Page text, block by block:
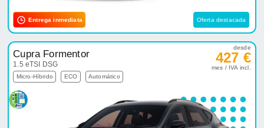
Entrega inmediata Oferta destacada
Cupra Formentor
1.5 eTSI DSG
Micro-Híbrido ECO Automático
desde
427 €
mes / IVA incl.